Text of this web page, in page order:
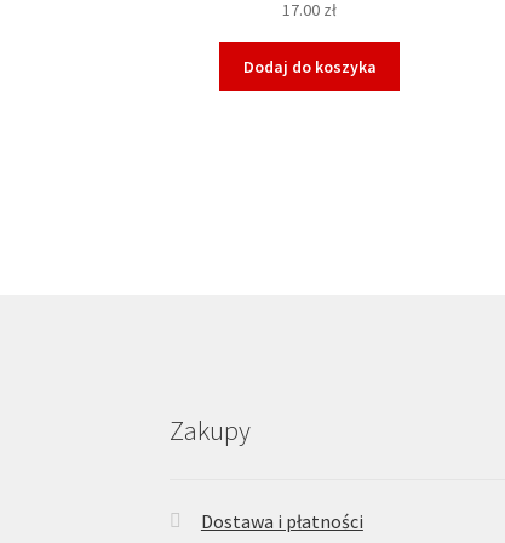
17.00 zł
Dodaj do koszyka
Zakupy
Dostawa i płatności